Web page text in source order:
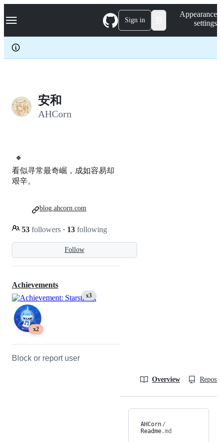
k
p
c
Navigation Menu Sign in
Appearance
settings
安和
AHCorn
🍀
Follow
看似寻常最奇崛，成如容易却
艰辛。
53 followers · 13 following
blog.ahcorn.com
Achievements
x3
x2
Block or report user
Overview
AHCorn /
Readme.md